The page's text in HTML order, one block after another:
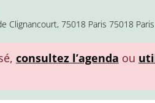
Clignancourt, 75018 Paris 75018 Paris
consultez l’agenda ou